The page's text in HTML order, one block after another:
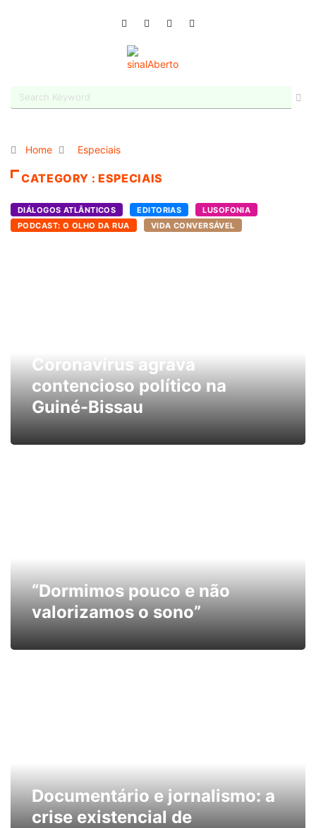
Home Especiais
CATEGORY : ESPECIAIS
DIÁLOGOS ATLÂNTICOS EDITORIAS
LUSOFONIA
PODCAST: O OLHO DA RUA
VIDA CONVERSÁVEL
Coronavírus agrava
contencioso político na
Guiné-Bissau
“Dormimos pouco e não
valorizamos o sono”
Documentário e jornalismo: a
crise existencial de